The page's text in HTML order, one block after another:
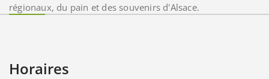
régionaux, du pain et des souvenirs d'Alsace.
Horaires